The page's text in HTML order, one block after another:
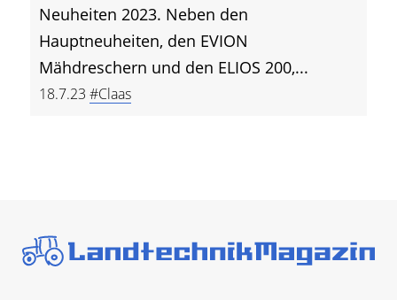
Neuheiten 2023. Neben den
Hauptneuheiten, den EVION
Mähdreschern und den ELIOS 200,...
18.7.23 #Claas